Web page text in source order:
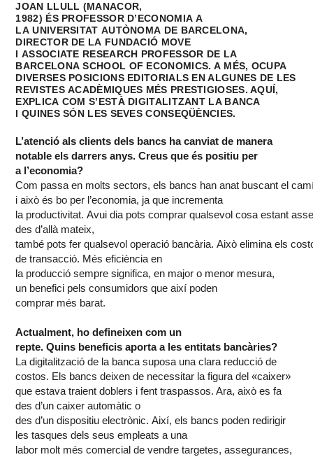
JOAN LLULL (MANACOR,
1982) ÉS PROFESSOR D’ECONOMIA A
LAUNIVERSITAT AUTÒNOMA DE BARCELONA,
DIRECTOR DE LA FUNDACIÓ MOVE
IASSOCIATE RESEARCH PROFESSOR DE LA
BARCELONASCHOOL OF ECONOMICS. A MÉS, OCUPA
DIVERSES POSICIONS EDITORIALS EN ALGUNES DE LES
REVISTESACADÈMIQUES MÉS PRESTIGIOSES. AQUÍ,
EXPLICA COM S’ESTÀ DIGITALITZANT LA BANCA
IQUINES SÓN LES SEVES CONSEQÜÈNCIES.
L’atenció als clients dels bancs hacanviat de manera
notableels darrers anys. Creus queés positiu per
a l’economia?
Com passa en molts sectors,els bancs hananat buscant el
iaixò és bo per l’economia, ja que incrementa
la productivitat.Avui dia pots comprarqualsevol cosaestant
desd’allà mateix,
també pots fer qualsevol operació bancària.Això eliminaels
detransacció. Més eficiència en
la producció sempre significa, en major o menor mesura,
un benefici pels consumidors queaixí poden
comprar més barat.
Actualment, ho defineixen com un
repte.Quins beneficis aporta a lesentitats bancàries?
Ladigitalització de la bancasuposa una clara reducció de
costos. Els bancs deixen de necessitar la figura del «caixer»
queestava traient doblers ifent traspassos. Ara,això es fa
desd’un caixer automàtic o
desd’un dispositiu electrònic.Així,els bancs poden redirigir
les tasquesdels seus empleats a una
labor molt més comercial devendre targetes,assegurances,